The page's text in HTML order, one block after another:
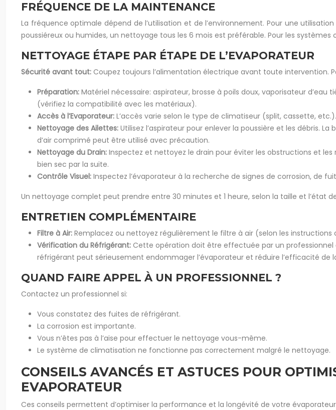
FRÉQUENCE DE LA MAINTENANCE
La fréquence optimale dépend de l’utilisation et de l’environnement. Pour une
poussiéreux ou humides, un nettoyage tous les 6 mois est préférable. Pour les
NETTOYAGE ÉTAPE PAR ÉTAPE DE L’EVAPORATEUR
Sécurité avant tout: Coupez toujours l’alimentation électrique avant toute intervention.
Préparation: Matériel nécessaire: aspirateur, brosse à poils doux, vaporisateur
(vérifiez la compatibilité avec les matériaux).
Accès à l’Evaporateur: L’accès varie selon le type de climatiseur (split, cassette,
Nettoyage des Ailettes: Utilisez l’aspirateur pour enlever la poussière et les débris.
d’air comprimé peut être utilisé avec précaution.
Nettoyage du Drain: Inspectez et nettoyez le drain pour éviter les obstructions et les
bien sec par la suite.
Contrôle Visuel: Inspectez l’évaporateur à la recherche de signes de corrosion, de
Un nettoyage complet peut prendre entre 30 minutes et 1 heure, selon la taille et l’état
ENTRETIEN COMPLÉMENTAIRE
Filtre à Air: Remplacez ou nettoyez régulièrement le filtre à air (selon les
Vérification du Réfrigérant: Cette opération doit être effectuée par un professionnel
réfrigérant peut sérieusement endommager l’évaporateur et réduire l’efficacité de
QUAND FAIRE APPEL À UN PROFESSIONNEL ?
Contactez un professionnel si:
Vous constatez des fuites de réfrigérant.
La corrosion est importante.
Vous n’êtes pas à l’aise pour effectuer le nettoyage vous-même.
Le système de climatisation ne fonctionne pas correctement malgré le nettoyage.
CONSEILS AVANCÉS ET ASTUCES POUR
EVAPORATEUR
Ces conseils permettent d’optimiser la performance et la longévité de votre